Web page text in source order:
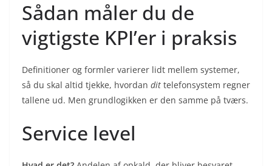
Sådan måler du de
vigtigste KPI’er i praksis
Definitioner og formler varierer lidt mellem systemer,
så du skal altid tjekke, hvordan dit telefonsystem regner
tallene ud. Men grundlogikken er den samme på tværs.
Service level